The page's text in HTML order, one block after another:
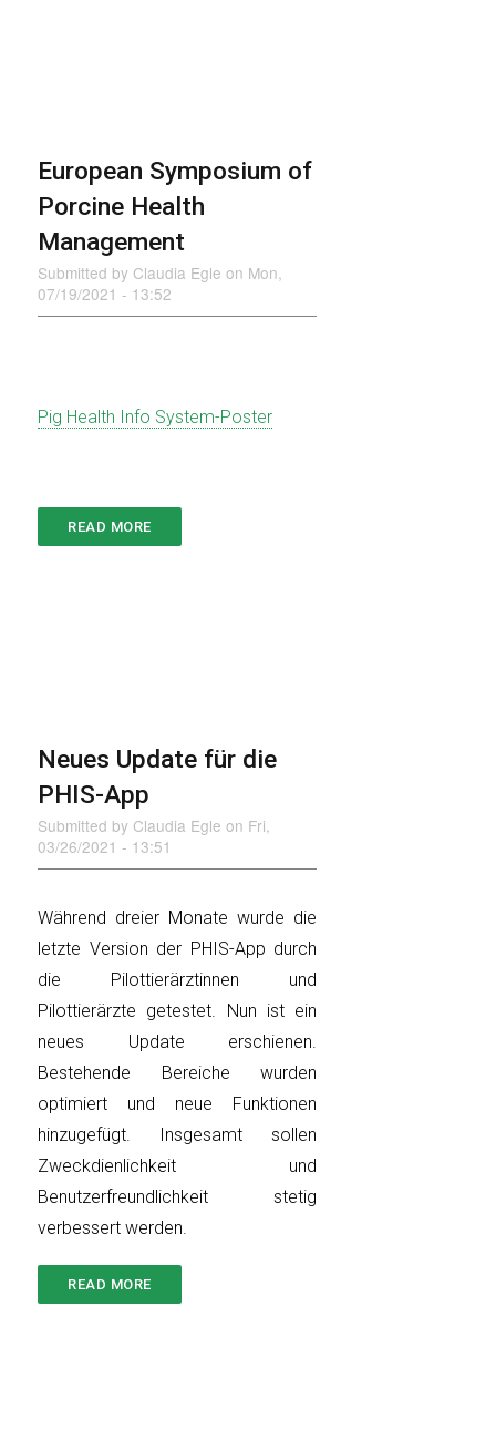
European Symposium of
Porcine Health
Management
Submitted by Claudia Egle on Mon,
07/19/2021 - 13:52
Pig Health Info System-Poster
READ MORE
EUROPEAN
Neues Update für die
PHIS-App
Submitted by Claudia Egle on Fri,
03/26/2021 - 13:51
Während dreier Monate wurde die
letzte Version der PHIS-App durch
die Pilottierärztinnen und
Pilottierärzte getestet. Nun ist ein
neues Update erschienen.
Bestehende Bereiche wurden
optimiert und neue Funktionen
hinzugefügt. Insgesamt sollen
Zweckdienlichkeit und
Benutzerfreundlichkeit stetig
verbessert werden.
READ MORE
NEUES